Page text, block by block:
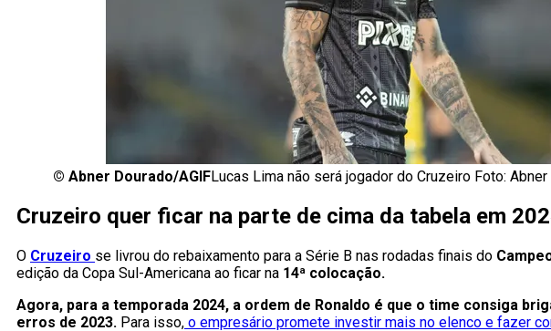
© Abner Dourado/AGIFLucas Lima não será jogador do Cruzeiro Foto:
Cruzeiro quer ficar na parte de cima da tabela em
O Cruzeiro se livrou do rebaixamento para a Série B nas rodadas finais do
edição da Copa Sul-Americana ao ficar na 14ª colocação.
Agora, para a temporada 2024, a ordem de Ronaldo é que o time consiga
erros de 2023. Para isso, o empresário promete investir mais no elenco e fazer